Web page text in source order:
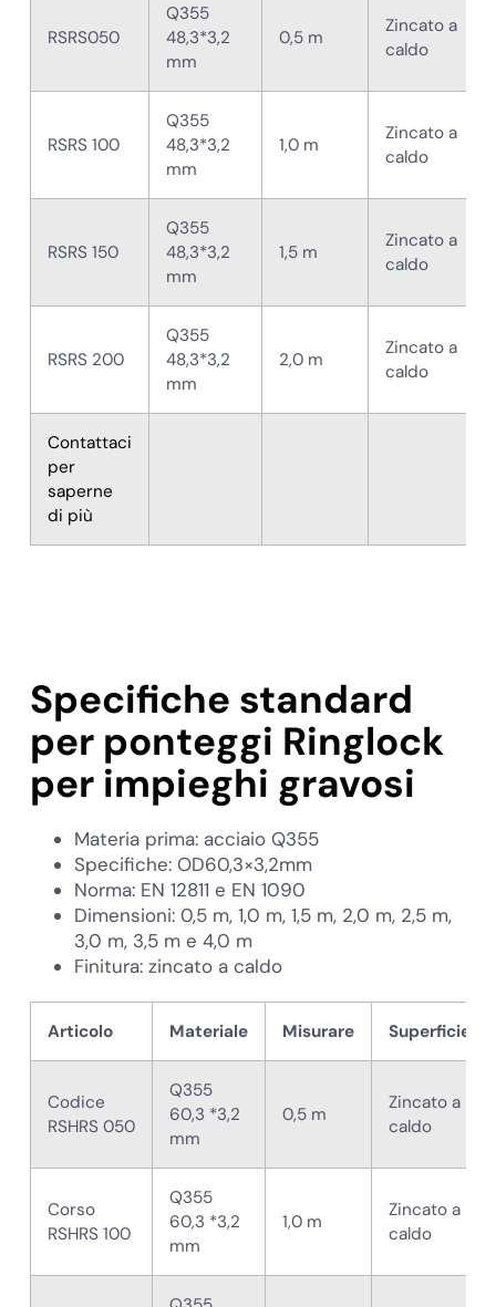
RSRS050
Q355
48,3*3,2
mm
0,5 m
Zincato a
caldo
RSRS 100
Q355
48,3*3,2
mm
1,0 m
Zincato a
caldo
RSRS 150
Q355
48,3*3,2
mm
1,5 m
Zincato a
caldo
RSRS 200
Q355
48,3*3,2
mm
2,0 m
Zincato a
caldo
Contattaci
per
saperne
di più
Specifiche standard
per ponteggi Ringlock
per impieghi gravosi
Materia prima: acciaio Q355
Specifiche: OD60,3×3,2mm
Norma: EN 12811 e EN 1090
Dimensioni: 0,5 m, 1,0 m, 1,5 m, 2,0 m, 2,5 m,
3,0 m, 3,5 m e 4,0 m
Finitura: zincato a caldo
Articolo Materiale Misurare Superficie
Codice
RSHRS 050
Q355
60,3 *3,2
mm
0,5 m
Zincato a
caldo
Corso
RSHRS 100
Q355
60,3 *3,2
mm
1,0 m
Zincato a
caldo